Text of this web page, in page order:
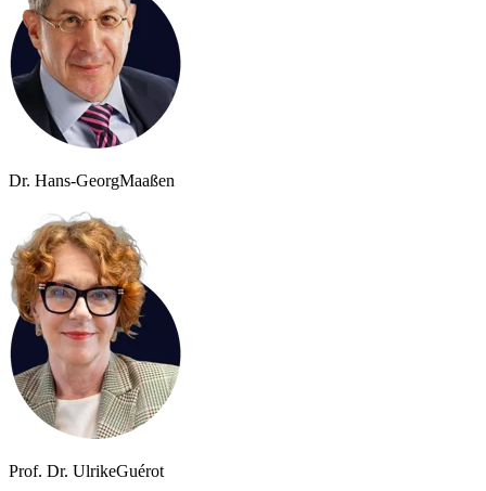
Dr. Hans-GeorgMaaßen
Prof. Dr. UlrikeGuérot